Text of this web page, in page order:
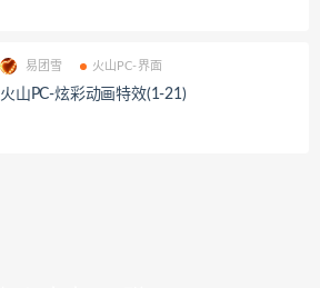
易团雪 火山PC-界面
火山PC-炫彩动画特效(1-21)